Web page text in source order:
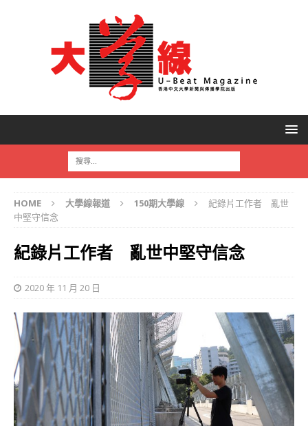
HOME 大學線報道 150期大學線
紀錄片工作者 亂世
中堅守信念
紀錄片工作者 亂世中堅守信念
2020 年 11 月 20 日